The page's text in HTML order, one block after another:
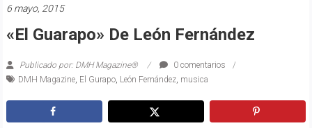
6 mayo, 2015
«El Guarapo» De León Fernández
Publicado por: DMH Magazine®
0 comentarios
DMH Magazine, El Gurapo, León Fernández, musica